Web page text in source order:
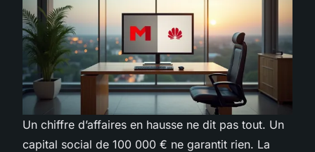
Un chiffre d’affaires en hausse ne dit pas tout. Un
capital social de 100 000 € ne garantit rien. La